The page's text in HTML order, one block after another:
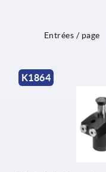
Entrées / page
K1864